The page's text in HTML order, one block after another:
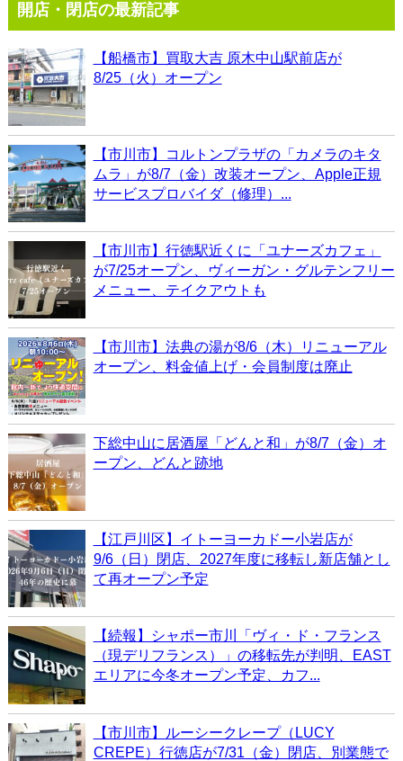
開店・閉店の最新記事
【船橋市】買取大吉 原木中山駅前店が
8/25（火）オープン
【市川市】コルトンプラザの「カメラのキタ
ムラ」が8/7（金）改装オープン、Apple正規
サービスプロバイダ（修理）...
【市川市】行徳駅近くに「ユナーズカフェ」
が7/25オープン、ヴィーガン・グルテンフリー
メニュー、テイクアウトも
【市川市】法典の湯が8/6（木）リニューアル
オープン、料金値上げ・会員制度は廃止
下総中山に居酒屋「どんと和」が8/7（金）オ
ープン、どんと跡地
【江戸川区】イトーヨーカドー小岩店が
9/6（日）閉店、2027年度に移転し新店舗とし
て再オープン予定
【続報】シャポー市川「ヴィ・ド・フランス
（現デリフランス）」の移転先が判明、EAST
エリアに今冬オープン予定、カフ...
【市川市】ルーシークレープ（LUCY
CREPE）行徳店が7/31（金）閉店、別業態で